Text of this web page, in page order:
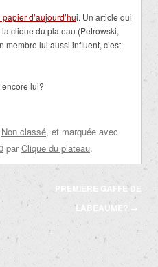
d’aujourd’hui. Un article qui
clique du plateau (Petrowski,
membre lui aussi influent, c’est
encore lui?
Non classé, et marquée avec
par Clique du plateau.
PREMIÈRE GAFFE DE
LABEAUME?
→